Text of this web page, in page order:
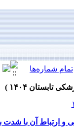
مطالعه مقطعی